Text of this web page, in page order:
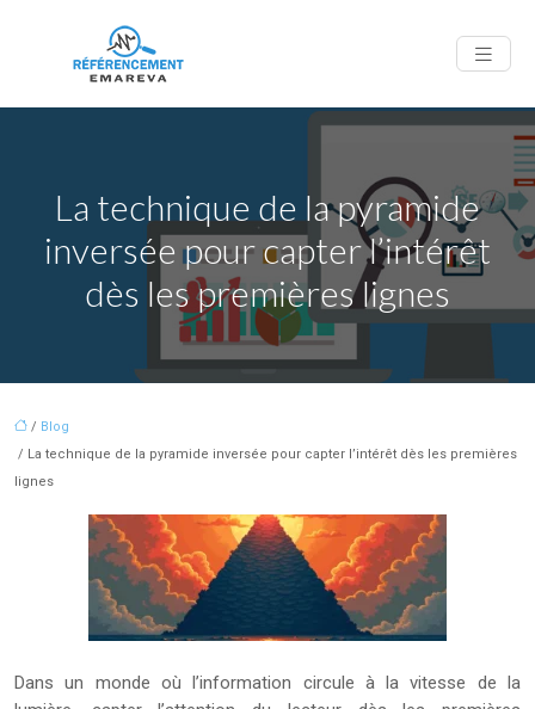
La technique de la pyramide
inversée pour capter l’intérêt
dès les premières lignes
/ Blog
/ La technique de la pyramide inversée pour capter l’intérêt dès les premières
lignes
Dans un monde où l’information circule à la vitesse de la